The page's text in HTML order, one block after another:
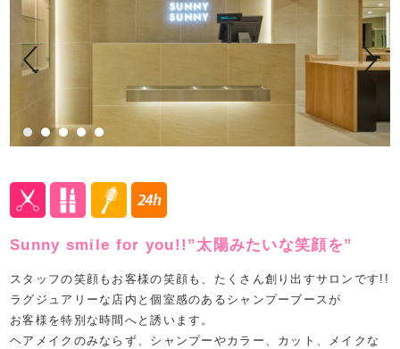
Sunny smile for you!!”太陽みたいな笑顔を”
スタッフの笑顔もお客様の笑顔も、たくさん創り出すサロンです!!
ラグジュアリーな店内と個室感のあるシャンプーブースが
お客様を特別な時間へと誘います。
ヘアメイクのみならず、シャンプーやカラー、カット、メイクな